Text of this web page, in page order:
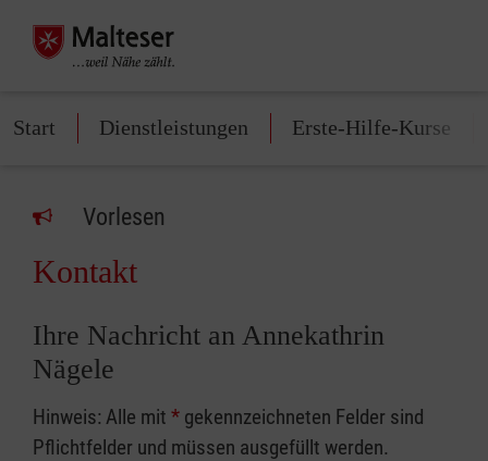
Start Dienstleistungen Erste-Hilfe-Kurse
Vorlesen
Kontakt
Ihre Nachricht an Annekathrin
Nägele
Hinweis: Alle mit * gekennzeichneten Felder sind
Pflichtfelder und müssen ausgefüllt werden.